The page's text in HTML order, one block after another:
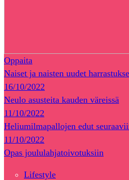
Oppaita
Naiset ja naisten uudet
16/10/2022
Neulo asusteita kauden väreissä
11/10/2022
Heliumilmapallojen edut
11/10/2022
Opas joululahjatoivotuksiin
Lifestyle